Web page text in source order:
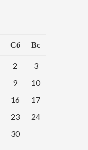
Сб Вс
2
3
9
10
16
17
23
24
30